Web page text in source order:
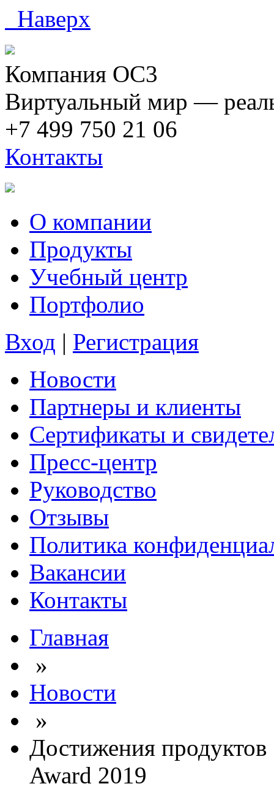
Наверх
Компания ОС3
Виртуальный мир —
+7 499 750 21 06
Контакты
О компании
Продукты
Учебный центр
Портфолио
Вход | Регистрация
Новости
Партнеры и клиенты
Сертификаты и
Пресс-центр
Руководство
Отзывы
Политика
Вакансии
Контакты
Главная
»
Новости
»
Достижения
Award 2019